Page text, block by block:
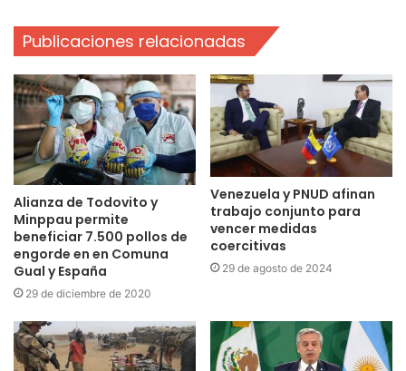
Publicaciones relacionadas
Alianza de Todovito y
Minppau permite
beneficiar 7.500 pollos de
engorde en en Comuna
Gual y España
29 de diciembre de 2020
Venezuela y PNUD afinan
trabajo conjunto para
vencer medidas
coercitivas
29 de agosto de 2024